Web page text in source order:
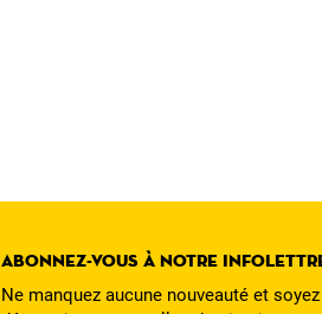
Abonnez-vous à notre
Ne manquez aucune nouveauté et